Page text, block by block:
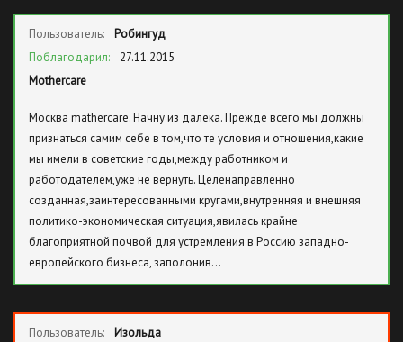
Пользователь:
Робингуд
Поблагодарил:
27.11.2015
Mothercare
Москва mathercare. Начну из далека. Прежде всего мы должны
признаться самим себе в том,что те условия и отношения,какие
мы имели в советские годы,между работником и
работодателем,уже не вернуть. Целенаправленно
созданная,заинтересованными кругами,внутренняя и внешняя
политико-экономическая ситуация,явилась крайне
благоприятной почвой для устремления в Россию западно-
европейского бизнеса, заполонив…
Пользователь:
Изольда